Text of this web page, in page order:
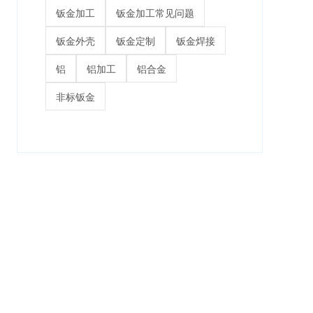
钣金加工 钣金加工常见问题
钣金外壳 钣金定制 钣金焊接
铝 铝加工 铝合金
非标钣金